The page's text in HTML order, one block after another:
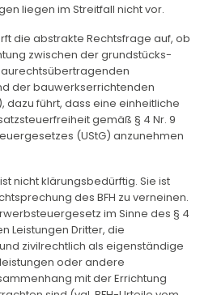
liegen im Streitfall nicht vor.
die abstrakte Rechtsfrage auf, ob
zwischen der grundstücks-
der bauwerkserrichtenden
dazu führt, dass eine einheitliche
gemäß § 4 Nr. 9
(UStG) anzunehmen
nicht klärungsbedürftig. Sie ist
des BFH zu verneinen.
im Sinne des § 4
Leistungen Dritter, die
zivilrechtlich als eigenständige
oder andere
mit der Errichtung